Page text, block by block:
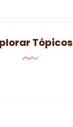
Tópicos